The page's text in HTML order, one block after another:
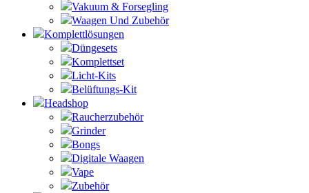
Vakuum & Forsegling
Waagen Und Zubehör
Komplettlösungen
Düngesets
Komplettset
Licht-Kits
Belüftungs-Kit
Headshop
Raucherzubehör
Grinder
Bongs
Digitale Waagen
Vape
Zubehör